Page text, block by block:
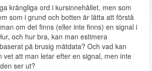
krångliga ord i kursinnehållet, men som
som i grund och botten är lätta att förstå
om det finns (eller inte finns) en signal i
och hur bra, kan man estimera
på brusig mätdata? Och vad kan
vet att man letar efter en signal, men inte
ser ut?